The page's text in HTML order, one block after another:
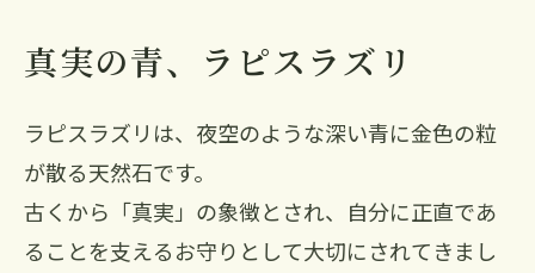
真実の青、ラピスラズリ
ラピスラズリは、夜空のような深い青に金色の粒
が散る天然石です。
古くから「真実」の象徴とされ、自分に正直であ
ることを支えるお守りとして大切にされてきまし